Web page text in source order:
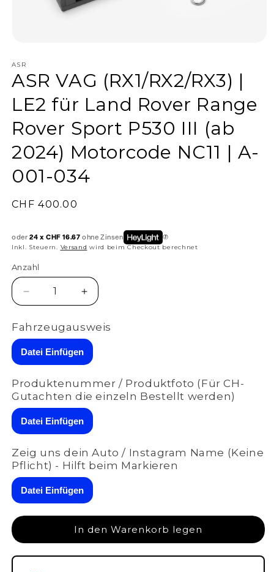
ASR
ASR VAG (RX1/RX2/RX3) |
LE2 für Land Rover Range
Rover Sport P530 III (ab
2024) Motorcode NC11 | A-
001-034
Normaler
CHF 400.00
oder 24 x CHF 16.67 ohne Zinsen
Inkl. Steuern. Versand wird beim Checkout berechnet
Anzahl
Anzahl
Verringere
die
Menge
ASR
|
LE2
Land
Rover
Range
Rover
Sport
P530
III
(ab
Motorcode
NC11
Erhöhe
die
Menge
ASR
VAG
|
LE2
für
Land
Rover
Range
Rover
Sport
P530
III
(ab
2024)
Motorcode
NC11
Fahrzeugausweis
Datei Einfügen
Produktenummer / Produktfoto (Für CH-
Gutachten die einzeln Bestellt werden)
Datei Einfügen
Zeig uns dein Auto / Instagram Name (Keine
Pflicht) - Hilft beim Markieren
Datei Einfügen
In den Warenkorb legen